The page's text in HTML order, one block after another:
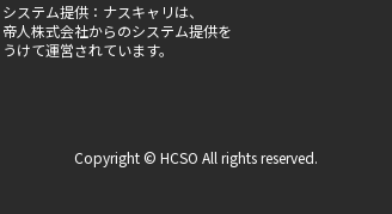
システム提供：ナスキャリは、
帝人株式会社からのシステム提供を
うけて運営されています。
Copyright © HCSO All rights reserved.